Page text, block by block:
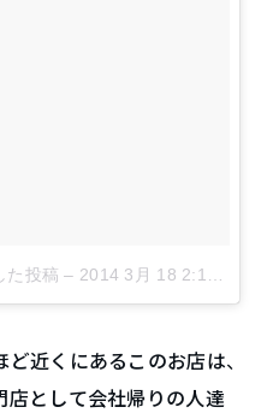
た投稿 – 2014 3月 18 2:11午前 PDT
近くにあるこのお店は、
店として会社帰りの人達